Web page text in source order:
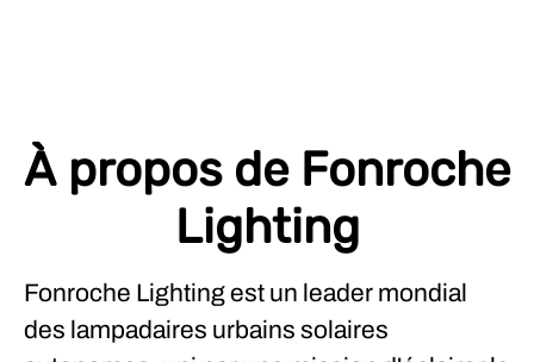
À propos de Fonroche
Lighting
Fonroche Lighting est un leader mondial
des lampadaires urbains solaires